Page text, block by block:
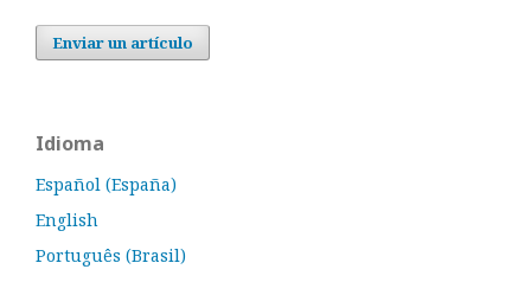
Enviar un artículo
Idioma
Español (España)
English
Português (Brasil)